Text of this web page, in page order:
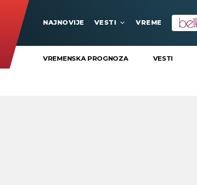
NAJNOVIJE VESTI VREME
VREMENSKA PROGNOZA VESTI